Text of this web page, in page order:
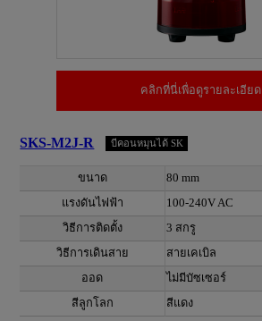
คลิกที่นี่เพื่อดูรายละเอียด
SKS-M2J-R บีคอนหมุนได้ SK
ขนาด
80 mm
แรงดันไฟฟ้า
100-240V AC
วิธีการติดตั้ง
3 สกรู
วิธีการเดินสาย
สายเคเบิล
ออด
ไม่มีบัซเซอร์
สีลูกโลก
สีแดง